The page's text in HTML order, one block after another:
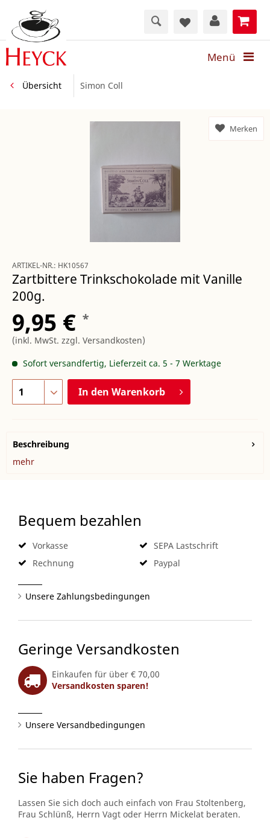
Menü
Übersicht Simon Coll
ARTIKEL-NR.: HK10567
Zartbittere Trinkschokolade mit Vanille
200g.
9,95 € *
(inkl. MwSt. zzgl. Versandkosten)
Sofort versandfertig, Lieferzeit ca. 5 - 7 Werktage
In den Warenkorb
Merken
Beschreibung
mehr
Bequem bezahlen
Vorkasse
Rechnung
SEPA Lastschrift
Paypal
Unsere Zahlungsbedingungen
Geringe Versandkosten
Einkaufen für über € 70,00
Versandkosten sparen!
Unsere Versandbedingungen
Sie haben Fragen?
Lassen Sie sich doch auch einfach von Frau Stoltenberg,
Frau Schlünß, Herrn Vagt oder Herrn Mickelat beraten.